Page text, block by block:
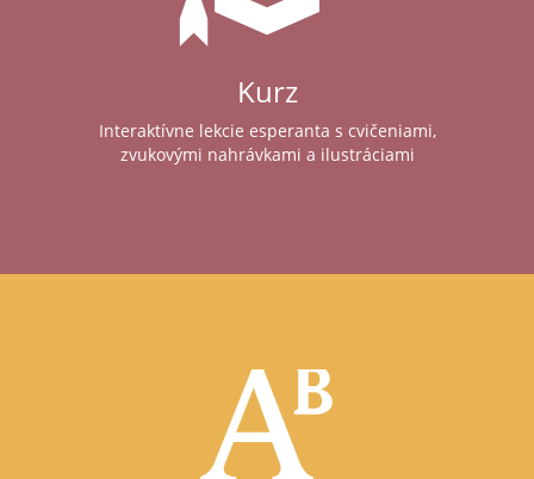
Kurz
Interaktívne lekcie esperanta s cvičeniami,
zvukovými nahrávkami a ilustráciami